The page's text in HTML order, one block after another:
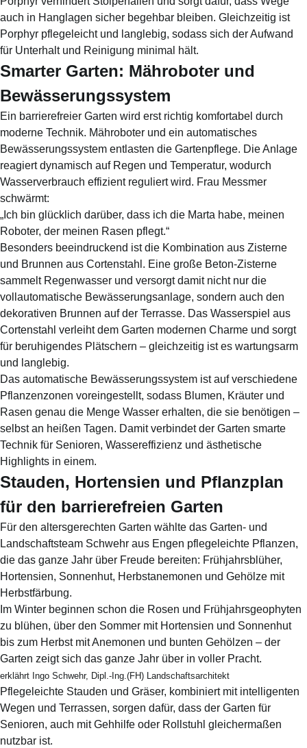
auch in Hanglagen sicher begehbar bleiben. Gleichzeitig ist
Porphyr pflegeleicht und langlebig, sodass sich der Aufwand
für Unterhalt und Reinigung minimal hält.
Smarter Garten: Mähroboter und
Bewässerungssystem
Ein barrierefreier Garten wird erst richtig komfortabel durch
moderne Technik. Mähroboter und ein automatisches
Bewässerungssystem entlasten die Gartenpflege. Die Anlage
reagiert dynamisch auf Regen und Temperatur, wodurch
Wasserverbrauch effizient reguliert wird. Frau Messmer
schwärmt:
„Ich bin glücklich darüber, dass ich die Marta habe, meinen
Roboter, der meinen Rasen pflegt.“
Besonders beeindruckend ist die Kombination aus Zisterne
und Brunnen aus Cortenstahl. Eine große Beton-Zisterne
sammelt Regenwasser und versorgt damit nicht nur die
vollautomatische Bewässerungsanlage, sondern auch den
dekorativen Brunnen auf der Terrasse. Das Wasserspiel aus
Cortenstahl verleiht dem Garten modernen Charme und sorgt
für beruhigendes Plätschern – gleichzeitig ist es wartungsarm
und langlebig.
Das automatische Bewässerungssystem ist auf verschiedene
Pflanzenzonen voreingestellt, sodass Blumen, Kräuter und
Rasen genau die Menge Wasser erhalten, die sie benötigen –
selbst an heißen Tagen. Damit verbindet der Garten smarte
Technik für Senioren, Wassereffizienz und ästhetische
Highlights in einem.
Stauden, Hortensien und Pflanzplan
für den barrierefreien Garten
Für den altersgerechten Garten wählte das Garten- und
Landschaftsteam Schwehr aus Engen pflegeleichte Pflanzen,
die das ganze Jahr über Freude bereiten: Frühjahrsblüher,
Hortensien, Sonnenhut, Herbstanemonen und Gehölze mit
Herbstfärbung.
Im Winter beginnen schon die Rosen und Frühjahrsgeophyten
zu blühen, über den Sommer mit Hortensien und Sonnenhut
bis zum Herbst mit Anemonen und bunten Gehölzen – der
Garten zeigt sich das ganze Jahr über in voller Pracht.
erklährt Ingo Schwehr, Dipl.-Ing.(FH) Landschaftsarchitekt
Pflegeleichte Stauden und Gräser, kombiniert mit intelligenten
Wegen und Terrassen, sorgen dafür, dass der Garten für
Senioren, auch mit Gehhilfe oder Rollstuhl gleichermaßen
nutzbar ist.